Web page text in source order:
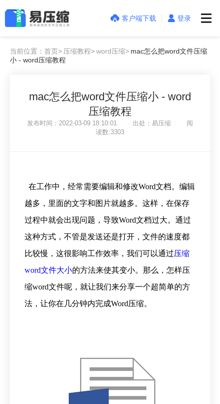
客户端下载 登录
当前位置：首页> 压缩教程>word压缩> mac怎么把word文件压缩
小 - word压缩教程
mac怎么把word文件压缩小 - word
压缩教程
发布时间：2022-03-09 18:10:01 出处：易压缩 阅
读数:3303
在工作中，经常需要编辑和修改Word文档。编辑
越多，里面的文字和图片就越多。这样，在保存
过程中就会出现问题，导致Word文档过大。通过
这种方式，不管是发送还是打开，文件的速度都
比较慢，这很影响工作效率，我们可以通过压缩
word文件大小的方法来使其变小。那么，怎样压
缩word文件呢，就让我们来分享一个超简单的方
法，让你在几分钟内完成Word压缩。